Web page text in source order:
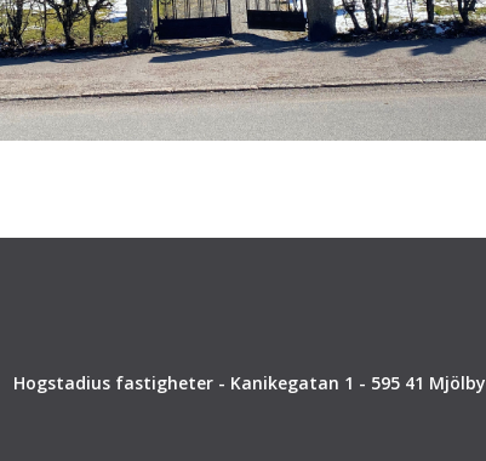
Hogstadius fastigheter - Kanikegatan 1 - 595 41 Mjölby